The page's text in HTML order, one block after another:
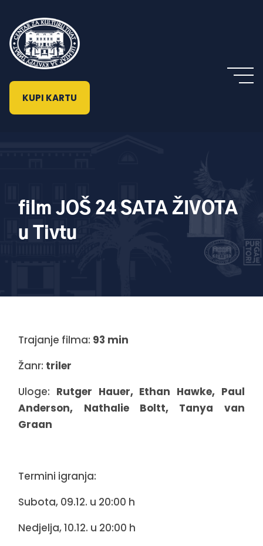
KUPI KARTU
film JOŠ 24 SATA ŽIVOTA
u Tivtu
Trajanje filma: 93 min
Žanr: triler
Uloge: Rutger Hauer, Ethan Hawke, Paul
Anderson, Nathalie Boltt, Tanya van
Graan
Termini igranja:
Subota, 09.12. u 20:00 h
Nedjelja, 10.12. u 20:00 h